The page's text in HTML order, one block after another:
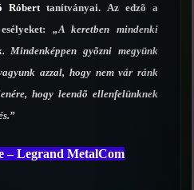
Róberttanítványai. Az edzõ a
„A keretben mindenki
Mindenképpen gyõzni megyünk
azzal, hogy nem vár ránk
hogy leendõ ellenfelünknek
– Legrand MetalCom